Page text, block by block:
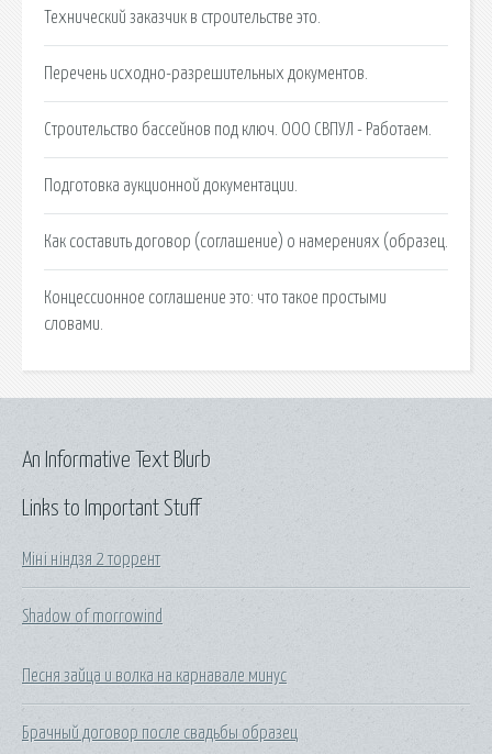
Технический заказчик в строительстве это.
Перечень исходно-разрешительных документов.
Строительство бассейнов под ключ. ООО СВПУЛ - Работаем.
Подготовка аукционной документации.
Как составить договор (соглашение) о намерениях (образец.
Концессионное соглашение это: что такое простыми
словами.
Links to Important Stuff
Міні ніндзя 2 торрент
Shadow of morrowind
Песня зайца и волка на карнавале минус
Брачный договор после свадьбы образец
An Informative Text Blurb